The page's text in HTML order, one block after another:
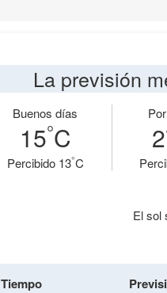
La previsión
Buenos días
15°C
Percibido 13°C
El sol
Tiempo